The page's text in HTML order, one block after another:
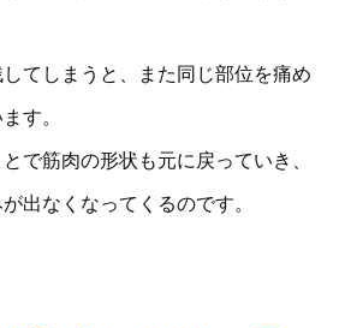
てしまうと、また同じ部位を痛め
す。
で筋肉の形状も元に戻っていき、
出なくなってくるのです。